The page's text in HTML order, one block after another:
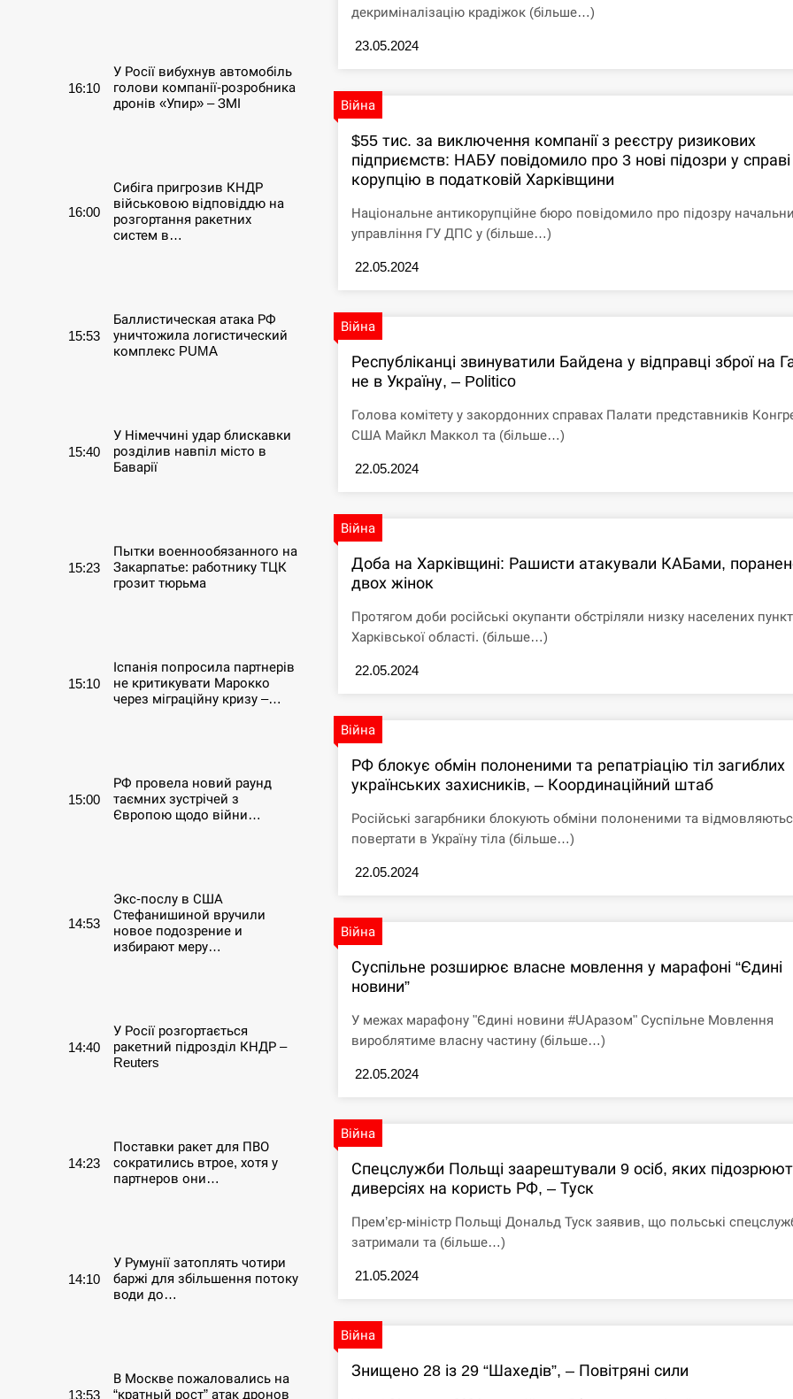
16:10
У Росії вибухнув автомобіль
голови компанії-розробника
дронів «Упир» – ЗМІ
16:00
Сибіга пригрозив КНДР
військовою відповіддю на
розгортання ракетних
систем в…
15:53
Баллистическая атака РФ
уничтожила логистический
комплекс PUMA
15:40
У Німеччині удар блискавки
розділив навпіл місто в
Баварії
15:23
Пытки военнообязанного на
Закарпатье: работнику ТЦК
грозит тюрьма
15:10
Іспанія попросила партнерів
не критикувати Марокко
через міграційну кризу –…
15:00
РФ провела новий раунд
таємних зустрічей з
Європою щодо війни…
14:53
Экс-послу в США
Стефанишиной вручили
новое подозрение и
избирают меру…
14:40
У Росії розгортається
ракетний підрозділ КНДР –
Reuters
14:23
Поставки ракет для ПВО
сократились втрое, хотя у
партнеров они…
14:10
У Румунії затоплять чотири
баржі для збільшення потоку
води до…
13:53
В Москве пожаловались на
“кратный рост” атак дронов
декриміналізацію крадіжок (більше…)
23.05.2024
Війна
$55 тис. за виключення компанії з реєстру ризикових
підприємств: НАБУ повідомило про 3 нові підозри у
корупцію в податковій Харківщини
Національне антикорупційне бюро повідомило про підозру
управління ГУ ДПС у (більше…)
22.05.2024
Війна
Республіканці звинуватили Байдена у відправці зброї на
не в Україну, – Politico
Голова комітету у закордонних справах Палати представників
США Майкл Маккол та (більше…)
22.05.2024
Війна
Доба на Харківщині: Рашисти атакували КАБами,
двох жінок
Протягом доби російські окупанти обстріляли низку населених
Харківської області. (більше…)
22.05.2024
Війна
РФ блокує обмін полоненими та репатріацію тіл загиблих
українських захисників, – Координаційний штаб
Російські загарбники блокують обміни полоненими та
повертати в Україну тіла (більше…)
22.05.2024
Війна
Суспільне розширює власне мовлення у марафоні “Єдині
новини”
У межах марафону "Єдині новини #UАразом" Суспільне Мовлення
вироблятиме власну частину (більше…)
22.05.2024
Війна
Спецслужби Польщі заарештували 9 осіб, яких
диверсіях на користь РФ, – Туск
Прем’єр-міністр Польщі Дональд Туск заявив, що польські
затримали та (більше…)
21.05.2024
Війна
Знищено 28 із 29 “Шахедів”, – Повітряні сили